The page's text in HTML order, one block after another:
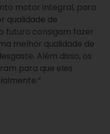
motor integral, para
qualidade de
futuro consigam fazer
melhor qualidade de
Além disso, os
para que eles